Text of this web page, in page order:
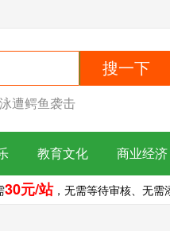
搜一下
遭鳄鱼袭击
教育文化 商业经济
30元/站，无需等待审核、无